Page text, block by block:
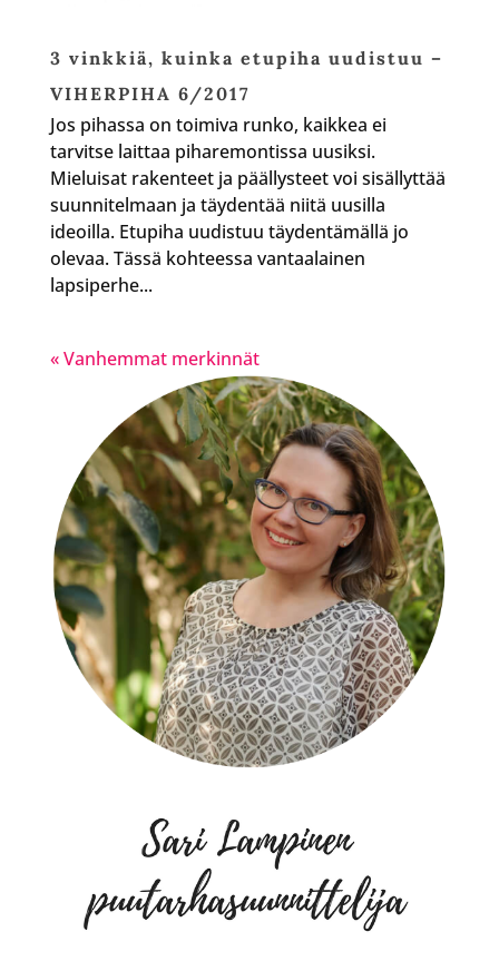
3 vinkkiä, kuinka etupiha uudistuu –
VIHERPIHA 6/2017
Jos pihassa on toimiva runko, kaikkea ei
tarvitse laittaa piharemontissa uusiksi.
Mieluisat rakenteet ja päällysteet voi sisällyttää
suunnitelmaan ja täydentää niitä uusilla
ideoilla. Etupiha uudistuu täydentämällä jo
olevaa. Tässä kohteessa vantaalainen
lapsiperhe...
« Vanhemmat merkinnät